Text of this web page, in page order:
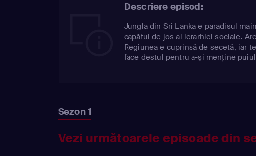
Descriere episod:
Jungla din Sri Lanka e paradisul
capătul de jos al ierarhiei sociale.
Regiunea e cuprinsă de secetă, iar
face destul pentru a-şi menţine
Sezon 1
Vezi următoarele episoade din